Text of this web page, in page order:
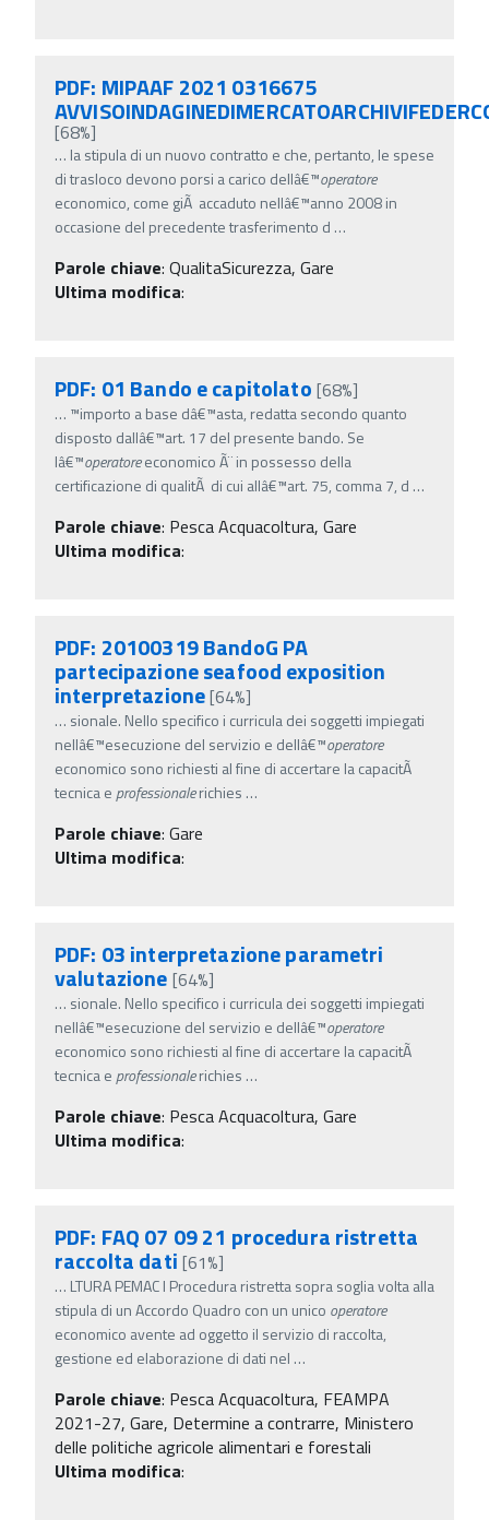
PDF: MIPAAF 2021 0316675
[68%]
… la stipula di un nuovo contratto e che, pertanto, le spese
di trasloco devono porsi a carico dellâ€™operatore
economico, come giÃ accaduto nellâ€™anno 2008 in
occasione del precedente trasferimento d …
Parole chiave: QualitaSicurezza, Gare
Ultima modifica:
PDF: 01 Bando e capitolato [68%]
… ™importo a base dâ€™asta, redatta secondo quanto
disposto dallâ€™art. 17 del presente bando. Se
lâ€™operatoreeconomico Ã¨ in possesso della
certificazione di qualitÃ di cui allâ€™art. 75, comma 7, d …
Parole chiave: Pesca Acquacoltura, Gare
Ultima modifica:
PDF: 20100319 BandoG PA
partecipazione seafood exposition
interpretazione[64%]
… sionale. Nello specifico i curricula dei soggetti impiegati
nellâ€™esecuzione del servizio e dellâ€™operatore
economico sono richiesti al fine di accertare la capacitÃ
tecnica e professionalerichies …
Parole chiave: Gare
Ultima modifica:
PDF: 03 interpretazione parametri
valutazione [64%]
… sionale. Nello specifico i curricula dei soggetti impiegati
nellâ€™esecuzione del servizio e dellâ€™operatore
economico sono richiesti al fine di accertare la capacitÃ
tecnica e professionalerichies …
Parole chiave: Pesca Acquacoltura, Gare
Ultima modifica:
PDF: FAQ 07 09 21 procedura ristretta
raccolta dati [61%]
… LTURA PEMAC I Procedura ristretta sopra soglia volta alla
stipula di un Accordo Quadro con un unico operatore
economico avente ad oggetto il servizio di raccolta,
gestione ed elaborazione di dati nel …
Parole chiave: Pesca Acquacoltura, FEAMPA
2021-27, Gare, Determine a contrarre, Ministero
delle politiche agricole alimentari e forestali
Ultima modifica: